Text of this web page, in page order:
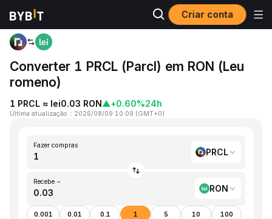
Criar conta
Página inicial
Converter 1 PRCL (Parcl) em RON (Leu
romeno)
1 PRCL ≈ lei0.03 RON▲+0.60%24h
Última atualização ： 2026/08/09 10:09 (GMT+0)
Fazer compras
PRCL
Recebe ~
RON
0.001 0.01 0.1 1 5 10 100